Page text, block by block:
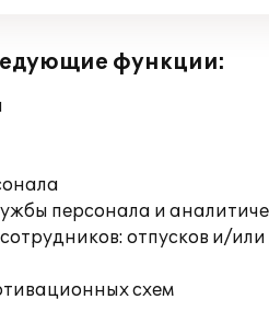
функции:
персонала и
отпусков и/
схем